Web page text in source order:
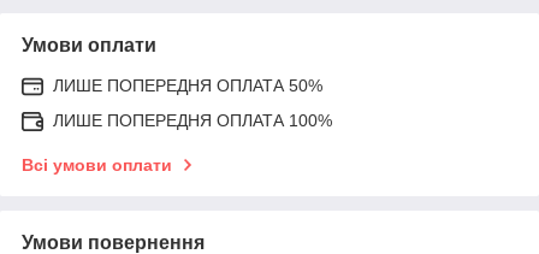
Умови оплати
ЛИШЕ ПОПЕРЕДНЯ ОПЛАТА 50%
ЛИШЕ ПОПЕРЕДНЯ ОПЛАТА 100%
Всі умови оплати
Умови повернення